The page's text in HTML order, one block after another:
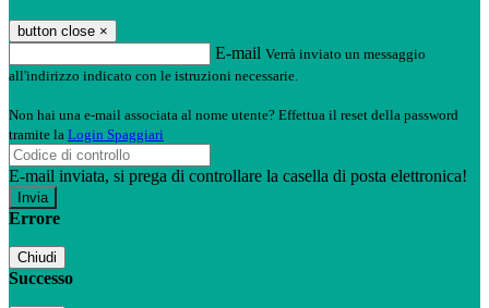
button close ×
E-mail Verrà inviato un messaggio
all'indirizzo indicato con le istruzioni necessarie.
Non hai una e-mail associata al nome utente? Effettua il reset della password
tramite la Login Spaggiari
E-mail inviata, si prega di controllare la casella di posta elettronica!
Errore
Chiudi
Successo